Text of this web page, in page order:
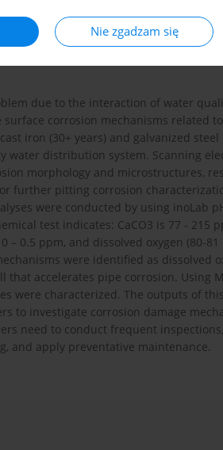
Nie zgadzam się
due to the interaction of water
corrosion mechanisms related
iron (30+ years) and galvanized steel
distribution system. Scanning
morphology and microstructures,
further pitting corrosion
were conducted by using inoLab
test indicates: CaCO3 is 77 - 215
– 0.5 ppm, and dissolved oxygen (80-
were identified as dissolved
accelerates pipe corrosion. Using
were characterized. The outputs of
investigate corrosion damage
need to conduct frequent
and apply preventative maintenance.